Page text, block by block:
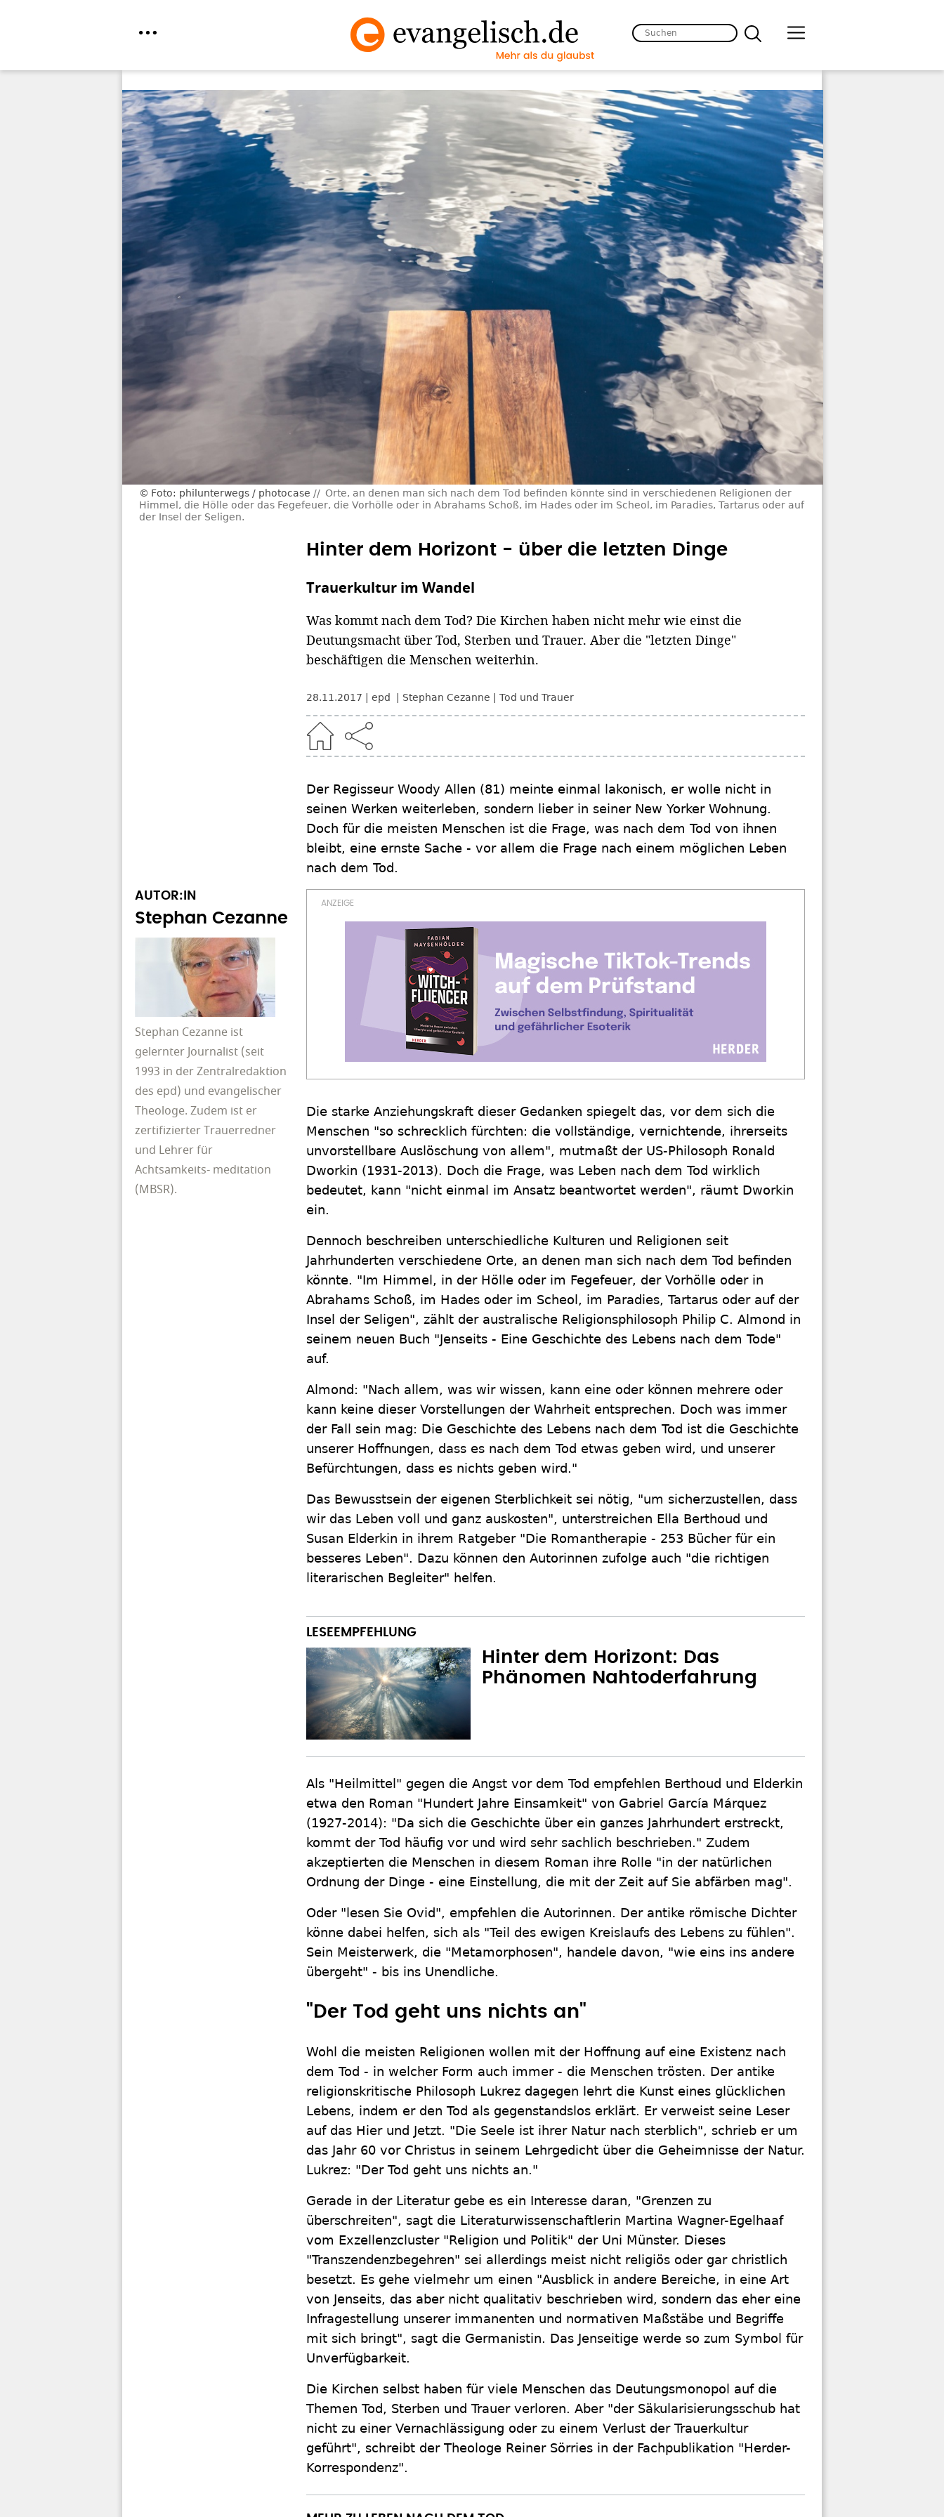
Foto: philunterwegs / photocase
Orte, an denen man sich nach dem Tod befinden könnte sind in verschiedenen Religionen der
Himmel, die Hölle oder das Fegefeuer, die Vorhölle oder in Abrahams Schoß, im Hades oder im Scheol, im Paradies, Tartarus oder auf
der Insel der Seligen.
Hinter dem Horizont - über die letzten Dinge
Trauerkultur im Wandel
Was kommt nach dem Tod? Die Kirchen haben nicht mehr wie einst die
Deutungsmacht über Tod, Sterben und Trauer. Aber die "letzten Dinge"
beschäftigen die Menschen weiterhin.
28.11.2017 epd Stephan Cezanne Tod und Trauer
Der Regisseur Woody Allen (81) meinte einmal lakonisch, er wolle nicht in
seinen Werken weiterleben, sondern lieber in seiner New Yorker Wohnung.
Doch für die meisten Menschen ist die Frage, was nach dem Tod von ihnen
bleibt, eine ernste Sache - vor allem die Frage nach einem möglichen Leben
nach dem Tod.
AUTOR:IN
Stephan Cezanne
Stephan Cezanne ist
gelernter Journalist (seit
1993 in der Zentralredaktion
des epd) und evangelischer
Theologe. Zudem ist er
zertifizierter Trauerredner
und Lehrer für
Achtsamkeits- meditation
(MBSR).
Die starke Anziehungskraft dieser Gedanken spiegelt das, vor dem sich die
Menschen "so schrecklich fürchten: die vollständige, vernichtende, ihrerseits
unvorstellbare Auslöschung von allem", mutmaßt der US-Philosoph Ronald
Dworkin (1931-2013). Doch die Frage, was Leben nach dem Tod wirklich
bedeutet, kann "nicht einmal im Ansatz beantwortet werden", räumt Dworkin
ein.
Dennoch beschreiben unterschiedliche Kulturen und Religionen seit
Jahrhunderten verschiedene Orte, an denen man sich nach dem Tod befinden
könnte. "Im Himmel, in der Hölle oder im Fegefeuer, der Vorhölle oder in
Abrahams Schoß, im Hades oder im Scheol, im Paradies, Tartarus oder auf der
Insel der Seligen", zählt der australische Religionsphilosoph Philip C. Almond in
seinem neuen Buch "Jenseits - Eine Geschichte des Lebens nach dem Tode"
auf.
Almond: "Nach allem, was wir wissen, kann eine oder können mehrere oder
kann keine dieser Vorstellungen der Wahrheit entsprechen. Doch was immer
der Fall sein mag: Die Geschichte des Lebens nach dem Tod ist die Geschichte
unserer Hoffnungen, dass es nach dem Tod etwas geben wird, und unserer
Befürchtungen, dass es nichts geben wird."
Das Bewusstsein der eigenen Sterblichkeit sei nötig, "um sicherzustellen, dass
wir das Leben voll und ganz auskosten", unterstreichen Ella Berthoud und
Susan Elderkin in ihrem Ratgeber "Die Romantherapie - 253 Bücher für ein
besseres Leben". Dazu können den Autorinnen zufolge auch "die richtigen
literarischen Begleiter" helfen.
Hinter dem Horizont: Das
Phänomen Nahtoderfahrung
Als "Heilmittel" gegen die Angst vor dem Tod empfehlen Berthoud und Elderkin
etwa den Roman "Hundert Jahre Einsamkeit" von Gabriel García Márquez
(1927-2014): "Da sich die Geschichte über ein ganzes Jahrhundert erstreckt,
kommt der Tod häufig vor und wird sehr sachlich beschrieben." Zudem
akzeptierten die Menschen in diesem Roman ihre Rolle "in der natürlichen
Ordnung der Dinge - eine Einstellung, die mit der Zeit auf Sie abfärben mag".
Oder "lesen Sie Ovid", empfehlen die Autorinnen. Der antike römische Dichter
könne dabei helfen, sich als "Teil des ewigen Kreislaufs des Lebens zu fühlen".
Sein Meisterwerk, die "Metamorphosen", handele davon, "wie eins ins andere
übergeht" - bis ins Unendliche.
"Der Tod geht uns nichts an"
Wohl die meisten Religionen wollen mit der Hoffnung auf eine Existenz nach
dem Tod - in welcher Form auch immer - die Menschen trösten. Der antike
religionskritische Philosoph Lukrez dagegen lehrt die Kunst eines glücklichen
Lebens, indem er den Tod als gegenstandslos erklärt. Er verweist seine Leser
auf das Hier und Jetzt. "Die Seele ist ihrer Natur nach sterblich", schrieb er um
das Jahr 60 vor Christus in seinem Lehrgedicht über die Geheimnisse der Natur.
Lukrez: "Der Tod geht uns nichts an."
Gerade in der Literatur gebe es ein Interesse daran, "Grenzen zu
überschreiten", sagt die Literaturwissenschaftlerin Martina Wagner-Egelhaaf
vom Exzellenzcluster "Religion und Politik" der Uni Münster. Dieses
"Transzendenzbegehren" sei allerdings meist nicht religiös oder gar christlich
besetzt. Es gehe vielmehr um einen "Ausblick in andere Bereiche, in eine Art
von Jenseits, das aber nicht qualitativ beschrieben wird, sondern das eher eine
Infragestellung unserer immanenten und normativen Maßstäbe und Begriffe
mit sich bringt", sagt die Germanistin. Das Jenseitige werde so zum Symbol für
Unverfügbarkeit.
Die Kirchen selbst haben für viele Menschen das Deutungsmonopol auf die
Themen Tod, Sterben und Trauer verloren. Aber "der Säkularisierungsschub hat
nicht zu einer Vernachlässigung oder zu einem Verlust der Trauerkultur
geführt", schreibt der Theologe Reiner Sörries in der Fachpublikation "Herder-
Korrespondenz".